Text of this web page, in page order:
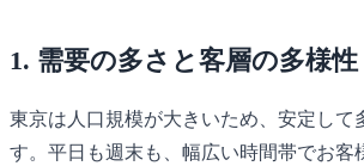
1. 需要の多さと客層の多様性
東京は人口規模が大きいため、安定して
す。平日も週末も、幅広い時間帯でお客